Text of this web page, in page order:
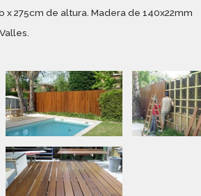
275cm de altura. Madera de 140x22mm